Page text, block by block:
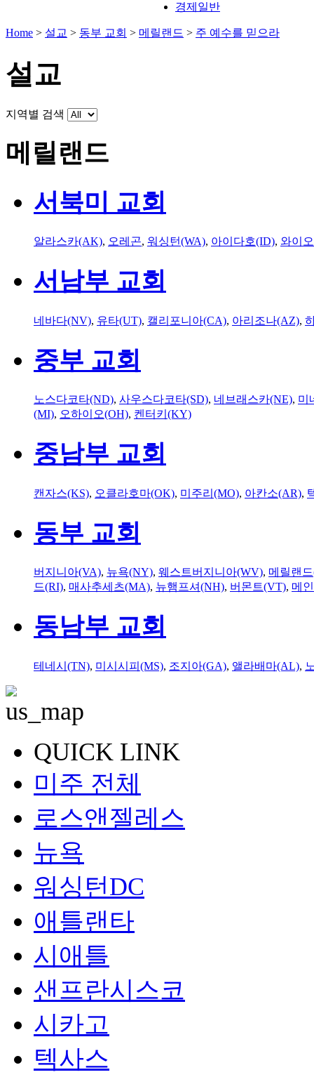
경제일반
Home > 설교 > 동부 교회 > 메릴랜드 > 주 예수를 믿으라
설교
지역별 검색
메릴랜드
서북미 교회
알라스카(AK), 오레곤, 워싱턴(WA), 아이다호(ID), 와이
서남부 교회
네바다(NV), 유타(UT), 캘리포니아(CA), 아리조나(AZ),
중부 교회
노스다코타(ND), 사우스다코타(SD), 네브래스카(NE), 미
(MI), 오하이오(OH), 켄터키(KY)
중남부 교회
캔자스(KS), 오클라호마(OK), 미주리(MO), 아칸소(AR),
동부 교회
버지니아(VA), 뉴욕(NY), 웨스트버지니아(WV), 메릴랜
드(RI), 매사추세츠(MA), 뉴햄프셔(NH), 버몬트(VT), 메
동남부 교회
테네시(TN), 미시시피(MS), 조지아(GA), 앨라배마(AL),
QUICK LINK
미주 전체
로스앤젤레스
뉴욕
워싱턴DC
애틀랜타
시애틀
샌프란시스코
시카고
텍사스